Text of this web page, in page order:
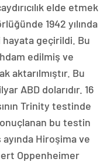
elde etmek
1942 yılında
geçirildi. Bu
edilmiş ve
aktarılmıştır. Bu
ABD dolarıdır. 16
Trinity testinde
bu testin
Hiroşima ve
Oppenheimer